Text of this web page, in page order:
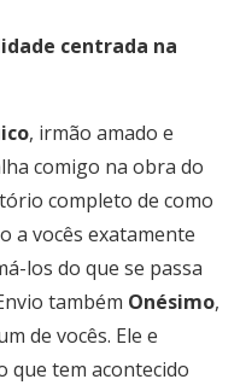
centrada na
, irmão amado e
comigo na obra do
completo de como
a vocês exatamente
los do que se passa
também Onésimo,
de vocês. Ele e
que tem acontecido